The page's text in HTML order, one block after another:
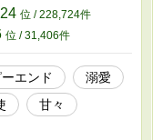
愛がる(≧∇≦*) ★電子書
まとわんこ」を含む
はプロフから覗いて
位 / 228,724件
位 / 31,406件
エンド
溺愛
甘々